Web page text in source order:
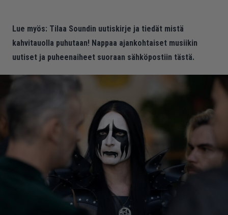
Lue myös: Tilaa Soundin uutiskirje ja tiedät mistä
kahvitauolla puhutaan! Nappaa ajankohtaiset musiikin
uutiset ja puheenaiheet suoraan sähköpostiin tästä.